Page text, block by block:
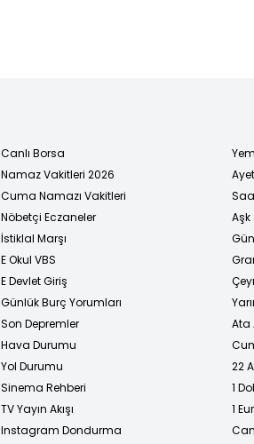
Canlı Borsa
Namaz Vakitleri 2026
Cuma Namazı Vakitleri
Nöbetçi Eczaneler
İstiklal Marşı
E Okul VBS
E Devlet Giriş
Günlük Burç Yorumları
Son Depremler
Hava Durumu
Yol Durumu
Sinema Rehberi
TV Yayın Akışı
Instagram Dondurma
Aşk
Ata
22
1
1